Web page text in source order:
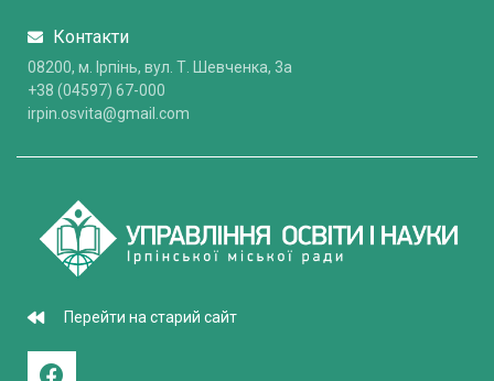
Контакти
08200, м. Ірпінь, вул. Т. Шевченка, 3a
+38 (04597) 67-000
irpin.osvita@gmail.com
Перейти на старий сайт